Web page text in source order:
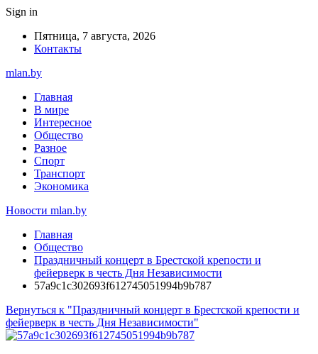
Sign in
Пятница, 7 августа, 2026
Контакты
mlan.by
Главная
В мире
Интересное
Общество
Разное
Спорт
Транспорт
Экономика
Новости mlan.by
Главная
Общество
Праздничный концерт в Брестской крепости и
фейерверк в честь Дня Независимости
57a9c1c302693f612745051994b9b787
Вернуться к "Праздничный концерт в Брестской крепости и
фейерверк в честь Дня Независимости"